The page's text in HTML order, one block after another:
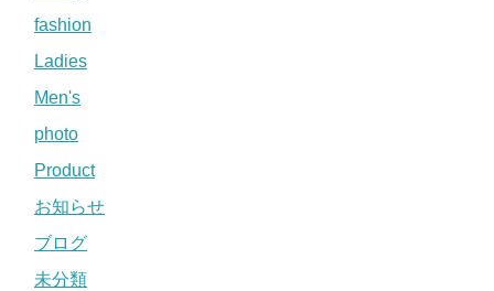
fashion
Ladies
Men's
photo
Product
お知らせ
ブログ
未分類